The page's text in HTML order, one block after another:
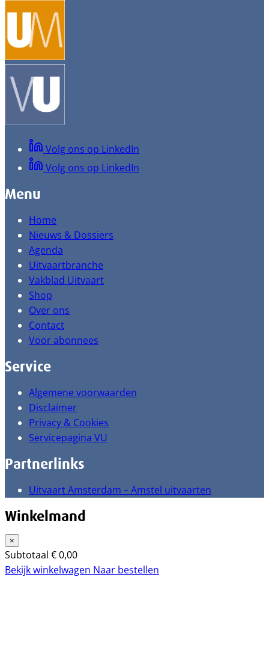
Volg ons op LinkedIn
Volg ons op LinkedIn
Menu
Home
Nieuws & Dossiers
Agenda
Uitvaartbranche
Vakblad Uitvaart
Shop
Over ons
Contact
Voor abonnees
Service
Algemene voorwaarden
Disclaimer
Privacy & Cookies
Servicepagina VU
Partnerlinks
Uitvaart Amsterdam – Amstel uitvaarten
Winkelmand
×
Subtotaal €0,00
Bekijk winkelwagen Naar bestellen